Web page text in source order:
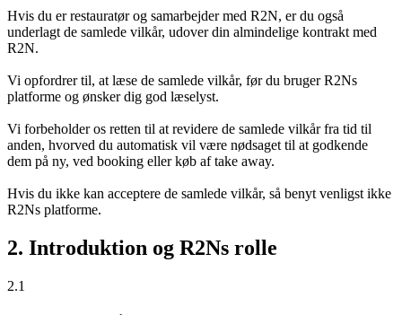
Hvis du er restauratør og samarbejder med R2N, er du også
underlagt de samlede vilkår, udover din almindelige kontrakt med
R2N.
Vi opfordrer til, at læse de samlede vilkår, før du bruger R2Ns
platforme og ønsker dig god læselyst.
Vi forbeholder os retten til at revidere de samlede vilkår fra tid til
anden, hvorved du automatisk vil være nødsaget til at godkende
dem på ny, ved booking eller køb af take away.
Hvis du ikke kan acceptere de samlede vilkår, så benyt venligst ikke
R2Ns platforme.
2. Introduktion og R2Ns rolle
2.1